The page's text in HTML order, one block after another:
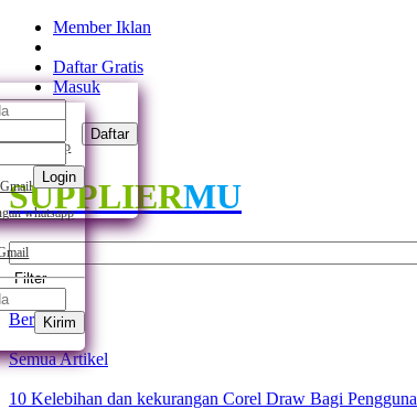
Member Iklan
Daftar Gratis
Daftar
whatsapp
Masuk
Login
whatsapp
Kirim
SUPPLIERMU
Filter
Beranda
Semua Artikel
10 Kelebihan dan kekurangan Corel Draw Bagi Pengguna